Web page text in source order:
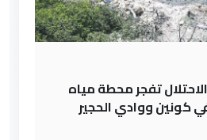
تفجر محطة مياه
كونين ووادي الحجير